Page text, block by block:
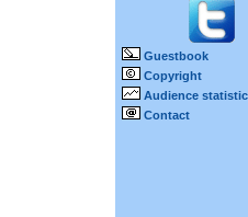
Guestbook
Copyright
Audience
Contact